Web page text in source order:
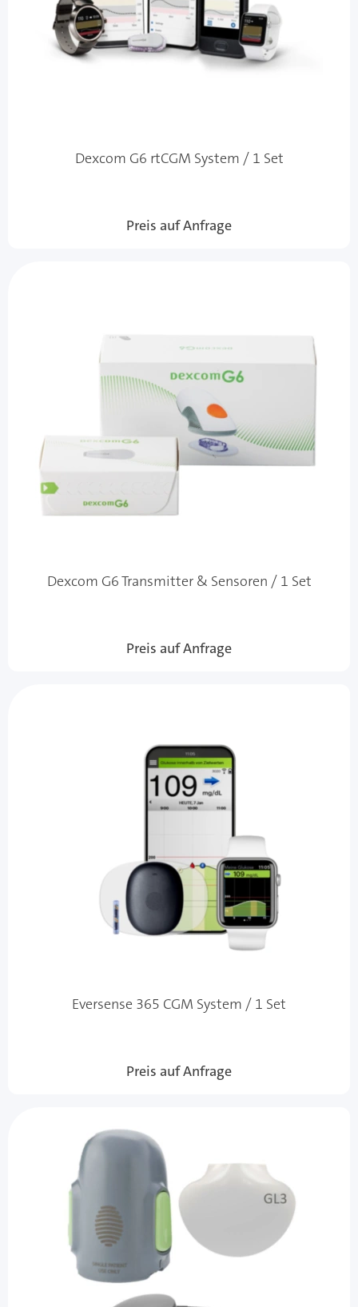
Dexcom G6 rtCGM System / 1 Set
Preis auf Anfrage
Dexcom G6 Transmitter & Sensoren / 1 Set
Preis auf Anfrage
Eversense 365 CGM System / 1 Set
Preis auf Anfrage